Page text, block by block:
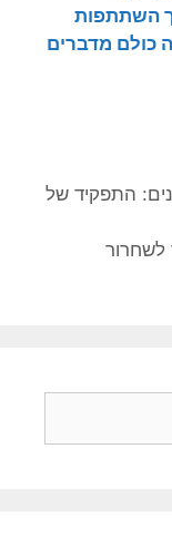
השתתפות
כולם מדברים
התפקיד של